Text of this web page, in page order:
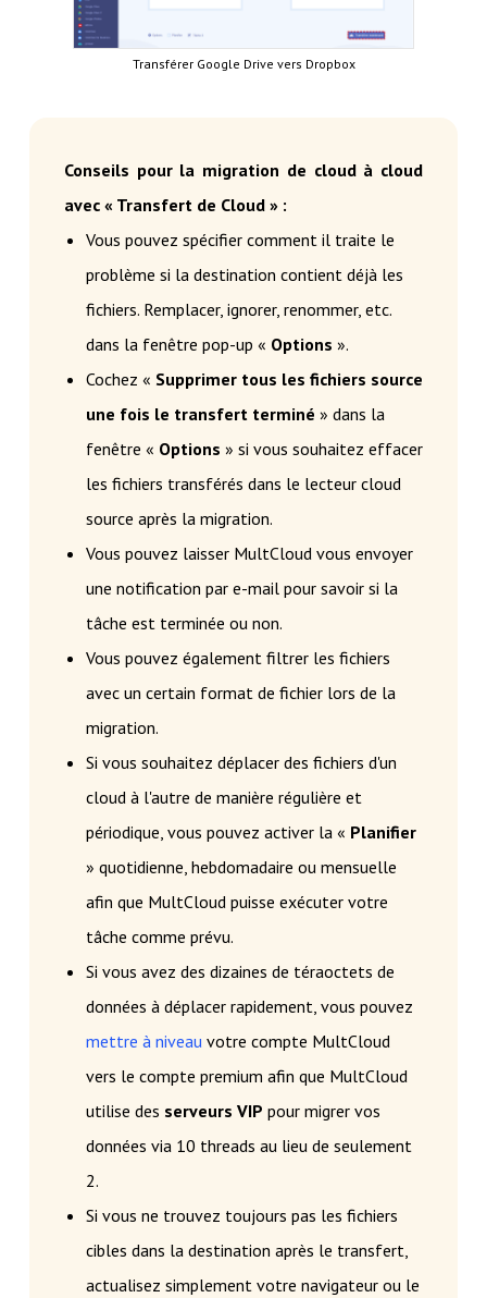
Transférer Google Drive vers Dropbox
Conseils pour la migration de cloud à cloud
avec « Transfert de Cloud » :
Vous pouvez spécifier comment il traite le
problème si la destination contient déjà les
fichiers. Remplacer, ignorer, renommer, etc.
dans la fenêtre pop-up « Options ».
Cochez « Supprimer tous les fichiers source
une fois le transfert terminé » dans la
fenêtre « Options » si vous souhaitez effacer
les fichiers transférés dans le lecteur cloud
source après la migration.
Vous pouvez laisser MultCloud vous envoyer
une notification par e-mail pour savoir si la
tâche est terminée ou non.
Vous pouvez également filtrer les fichiers
avec un certain format de fichier lors de la
migration.
Si vous souhaitez déplacer des fichiers d'un
cloud à l'autre de manière régulière et
périodique, vous pouvez activer la « Planifier
» quotidienne, hebdomadaire ou mensuelle
afin que MultCloud puisse exécuter votre
tâche comme prévu.
Si vous avez des dizaines de téraoctets de
données à déplacer rapidement, vous pouvez
mettre à niveauvotre compte MultCloud
vers le compte premium afin que MultCloud
utilise des serveurs VIP pour migrer vos
données via 10 threads au lieu de seulement
2.
Si vous ne trouvez toujours pas les fichiers
cibles dans la destination après le transfert,
actualisez simplement votre navigateur ou le